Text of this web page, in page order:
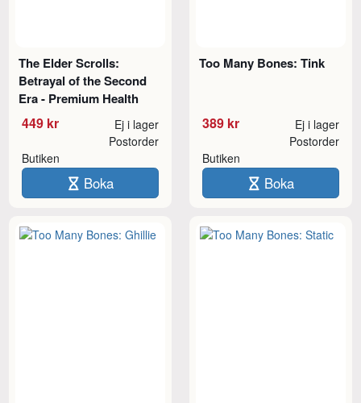
The Elder Scrolls:
Betrayal of the Second
Era - Premium Health
449 kr Ej i lager
Butiken
Postorder
Boka
Too Many Bones: Tink
389 kr Ej i lager
Butiken
Postorder
Boka